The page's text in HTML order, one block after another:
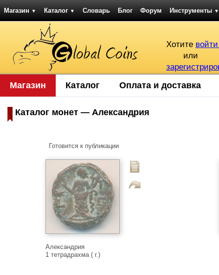
Магазин ▼ Каталог ▼ Словарь Блог Форум Инструменты ▼
Хотите
или
Магазин Каталог Оплата и доставка
Каталог монет — Александрия
Готовится к публикации
Александрия
1 тетрадрахма ( г.)